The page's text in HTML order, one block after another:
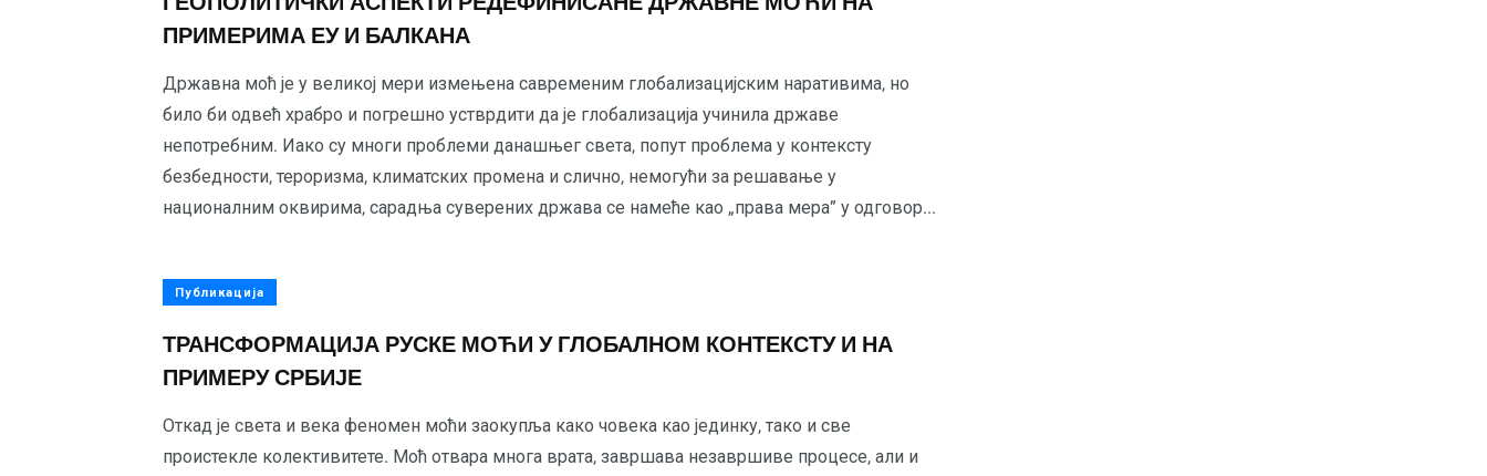
ПРИМЕРИМА ЕУ И БАЛКАНА
Државна моћ је у великој мери измењена савременим глобализацијским наративима, но
било би одвећ храбро и погрешно устврдити да је глобализација учинила државе
непотребним. Иако су многи проблеми данашњег света, попут проблема у контексту
безбедности, тероризма, климатских промена и слично, немогући за решавање у
националним оквирима, сарадња суверених држава се намеће као „права мера” у одговор...
Публикација
ТРАНСФОРМАЦИЈА РУСКЕ МОЋИ У ГЛОБАЛНОМ КОНТЕКСТУ И НА
ПРИМЕРУ СРБИЈЕ
Откад је света и века феномен моћи заокупља како човека као јединку, тако и све
проистекле колективитете. Моћ отвара многа врата, завршава незавршиве процесе, али и